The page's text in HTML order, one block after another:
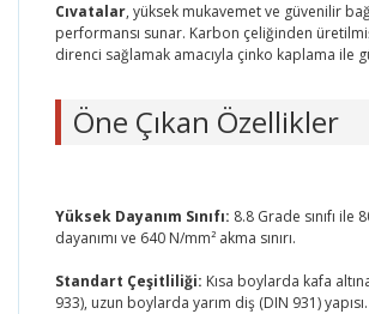
Cıvatalar, yüksek mukavemet ve güvenilir
performansı sunar. Karbon çeliğinden
direnci sağlamak amacıyla çinko kaplama ile
Öne Çıkan Özellikler
Yüksek Dayanım Sınıfı: 8.8 Grade sınıfı ile
dayanımı ve 640 N/mm² akma sınırı.
Standart Çeşitliliği: Kısa boylarda kafa
933), uzun boylarda yarım diş (DIN 931) yapısı.